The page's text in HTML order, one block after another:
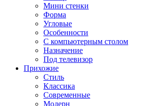
Мини стенки
Форма
Угловые
Особенности
С компьютерным столом
Назначение
Под телевизор
Прихожие
Стиль
Классика
Современные
Модерн